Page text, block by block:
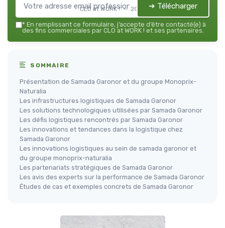
CLO at WORK ! — 2026 ➔ Télécharger
* En remplissant ce formulaire, j’accepte d’être contacté(e) à
des fins commerciales par CLO at WORK ! et ses partenaires.
SOMMAIRE
Présentation de Samada Garonor et du groupe Monoprix-
Naturalia
Les infrastructures logistiques de Samada Garonor
Les solutions technologiques utilisées par Samada Garonor
Les défis logistiques rencontrés par Samada Garonor
Les innovations et tendances dans la logistique chez
Samada Garonor
Les innovations logistiques au sein de samada garonor et
du groupe monoprix-naturalia
Les partenariats stratégiques de Samada Garonor
Les avis des experts sur la performance de Samada Garonor
Études de cas et exemples concrets de Samada Garonor